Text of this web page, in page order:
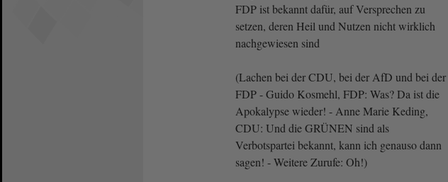
FDP ist bekannt dafür, auf Versprechen zu
setzen, deren Heil und Nutzen nicht wirklich
nachgewiesen sind
(Lachen bei der CDU, bei der AfD und bei der
FDP - Guido Kosmehl, FDP: Was? Da ist die
Apokalypse wieder! - Anne Marie Keding,
CDU: Und die GRÜNEN sind als
Verbotspartei bekannt, kann ich genauso dann
sagen! - Weitere Zurufe: Oh!)